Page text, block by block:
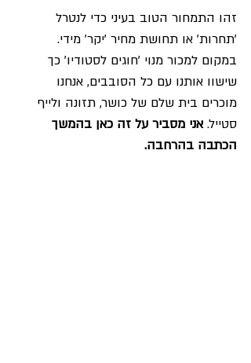
זהו התמחור הטוב בעיני כדי לנטרל
׳תחרות׳ או תחושת מחיר ׳יקר׳ מידי.
במקום למכור מנוי 'חוגים לסטודיו' כך
שישוו אותנו עם כל הסובבים, אנחנו
מוכרים בית שלם של כושר, תזונה ולייף
סטייל. אני מסביר על זה כאן בהמשך
הכתבה בהרחבה.